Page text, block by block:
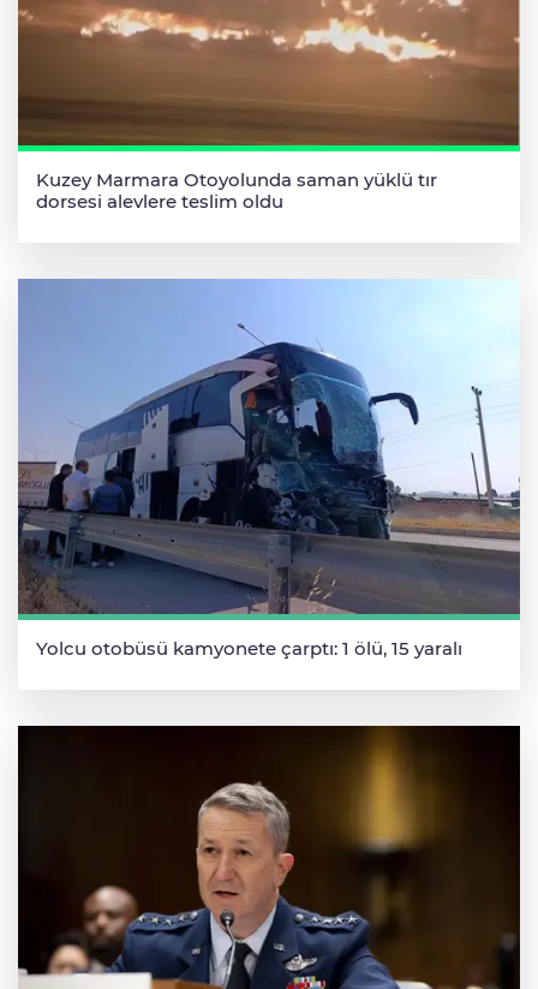
Kuzey Marmara Otoyolunda saman yüklü tır
dorsesi alevlere teslim oldu
Yolcu otobüsü kamyonete çarptı: 1 ölü, 15 yaralı